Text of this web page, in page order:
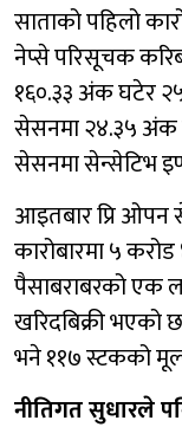
साताको पहिलो
नेप्से परिसूचक
१६०.३३ अंक घटेर
सेसनमा २४.३५ अंक
सेसनमा सेन्सेटिभ
आइतबार प्रि
कारोबारमा ५
पैसाबराबरको एक
खरिदबिक्री
भने ११७ स्टकको
नीतिगत सुधारले